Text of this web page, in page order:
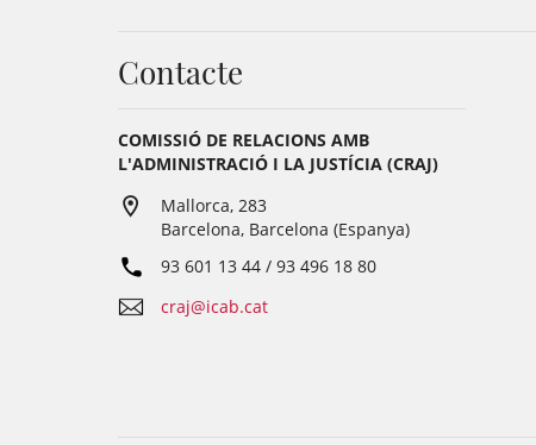
Contacte
COMISSIÓ DE RELACIONS AMB
L'ADMINISTRACIÓ I LA JUSTÍCIA (CRAJ)
Mallorca, 283
Barcelona, Barcelona (Espanya)
93 601 13 44 / 93 496 18 80
craj@icab.cat